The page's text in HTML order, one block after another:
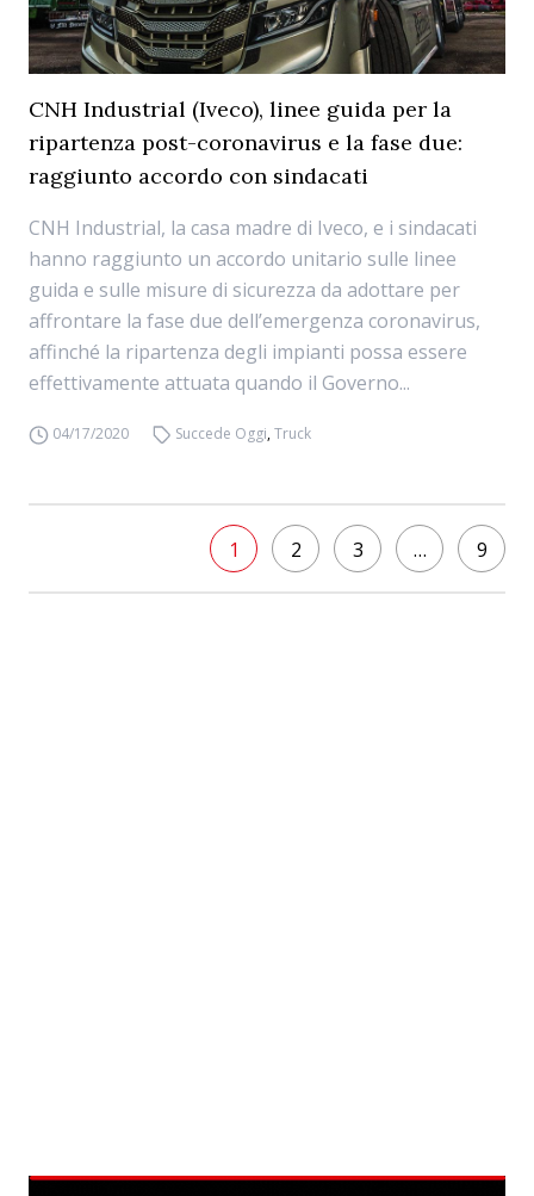
CNH Industrial (Iveco), linee guida per la
ripartenza post-coronavirus e la fase due:
raggiunto accordo con sindacati
CNH Industrial, la casa madre di Iveco, e i sindacati
hanno raggiunto un accordo unitario sulle linee
guida e sulle misure di sicurezza da adottare per
affrontare la fase due dell’emergenza coronavirus,
affinché la ripartenza degli impianti possa essere
effettivamente attuata quando il Governo...
04/17/2020 Succede Oggi,Truck
1 2 3 … 9